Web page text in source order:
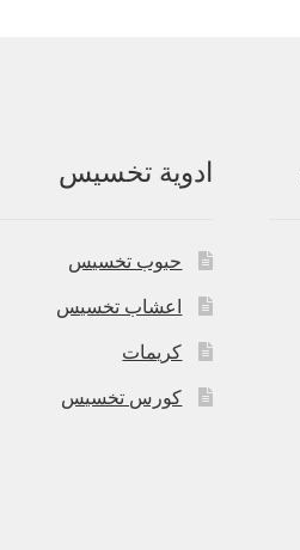
ادوية تخسيس
حبوب تخسيس
اعشاب تخسيس
كريمات
كورس تخسيس